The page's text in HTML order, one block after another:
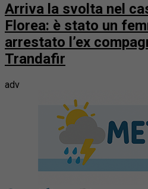
Arriva la svolta nel
Florea: è stato un
arrestato l’ex
Trandafir
adv